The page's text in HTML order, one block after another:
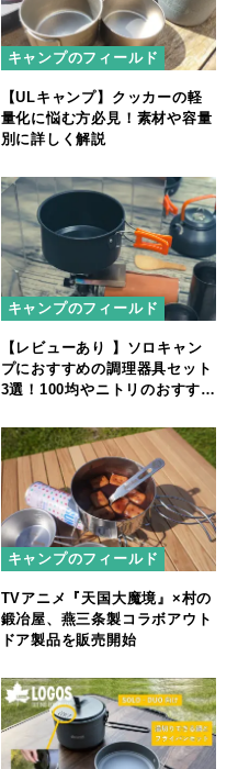
キャンプのフィールド
【ULキャンプ】クッカーの軽
量化に悩む方必見！素材や容量
別に詳しく解説
キャンプのフィールド
【レビューあり 】ソロキャン
プにおすすめの調理器具セット
3選！100均やニトリのおすすめ
キャンプのフィールド
TVアニメ『天国大魔境』×村の
鍛冶屋、燕三条製コラボアウト
ドア製品を販売開始